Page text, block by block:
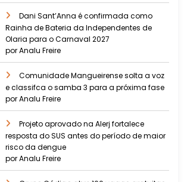
Dani Sant’Anna é confirmada como
Rainha de Bateria da Independentes de
Olaria para o Carnaval 2027
por Analu Freire
Comunidade Mangueirense solta a voz
e classifca o samba 3 para a próxima fase
por Analu Freire
Projeto aprovado na Alerj fortalece
resposta do SUS antes do período de maior
risco da dengue
por Analu Freire